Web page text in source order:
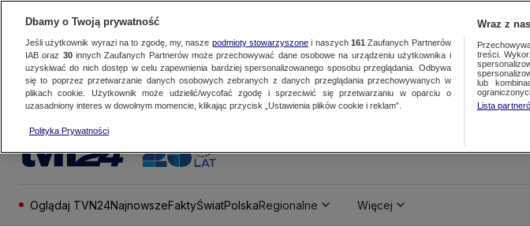
Oglądaj TVN24NajnowszeFaktyŚwiatPolskaRegionalne Więcej
Dbamy o Twoją prywatność
Jeśli użytkownik wyrazi na to zgodę, my, nasze podmioty stowarzyszonei naszych 161 Zaufanych Partnerów
IAB oraz 30innych Zaufanych Partnerów może przechowywać dane osobowe na urządzeniu użytkownika i
uzyskiwać do nich dostęp w celu zapewnienia bardziej spersonalizowanego sposobu przeglądania. Odbywa
się to poprzez przetwarzanie danych osobowych zebranych z danych przeglądania przechowywanych w
plikach cookie. Użytkownik może udzielić/wycofać zgodę i sprzeciwić się przetwarzaniu w oparciu o
uzasadniony interes w dowolnym momencie, klikając przycisk „Ustawienia plików cookie i reklam”.
Polityka Prywatności
Wraz z
treści.
lub
Lista